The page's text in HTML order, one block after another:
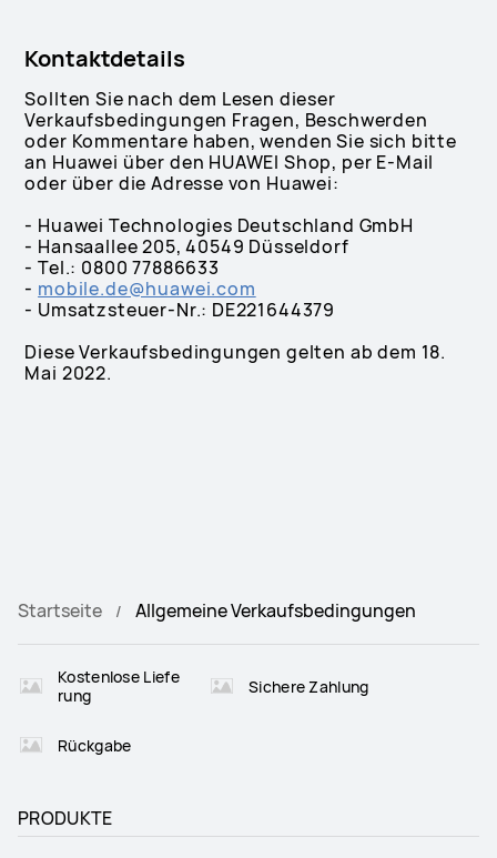
Kontaktdetails
Sollten Sie nach dem Lesen dieser
Verkaufsbedingungen Fragen, Beschwerden
oder Kommentare haben, wenden Sie sich bitte
an Huawei über den HUAWEI Shop, per E-Mail
oder über die Adresse von Huawei:
- Huawei Technologies Deutschland GmbH
- Hansaallee 205, 40549 Düsseldorf
- Tel.: 0800 77886633
- mobile.de@huawei.com
- Umsatzsteuer-Nr.: DE221644379
Diese Verkaufsbedingungen gelten ab dem 18.
Mai 2022.
Startseite Allgemeine Verkaufsbedingungen
Kostenlose Liefe
rung
Sichere Zahlung
Rückgabe
PRODUKTE